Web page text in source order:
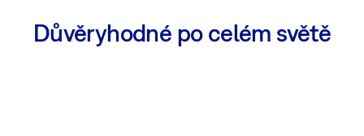
Důvěryhodné po celém světě